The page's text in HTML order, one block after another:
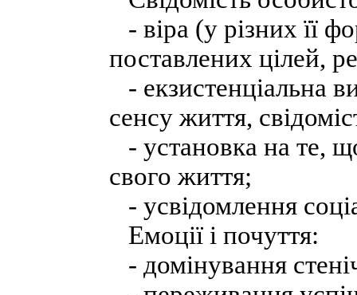
- віра (у різних її
поставлених цілей,
- екзистенціальна
сенсу життя,
- установка на те,
свого життя;
- усвідомлення
Емоції і почуття:
- домінування